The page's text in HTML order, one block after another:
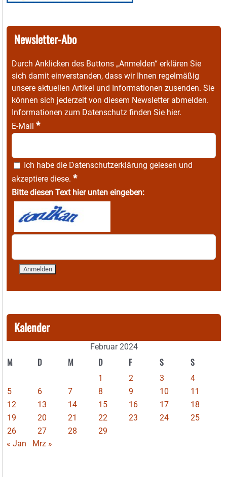
Newsletter-Abo
Durch Anklicken des Buttons „Anmelden“ erklären Sie
sich damit einverstanden, dass wir Ihnen regelmäßig
unsere aktuellen Artikel und Informationen zusenden. Sie
können sich jederzeit von diesem Newsletter abmelden.
Informationen zum Datenschutz finden Sie hier.
E-Mail *
Ich habe die Datenschutzerklärung gelesen und
akzeptiere diese. *
Bitte diesen Text hier unten eingeben:
Kalender
Februar 2024
M D M D F S S
1 2 3
4
5
6 7 8 9 10
11
12
13 14 15 16 17
18
19
20 21 22 23 24
25
26
27 28
29
« Jan
Mrz »